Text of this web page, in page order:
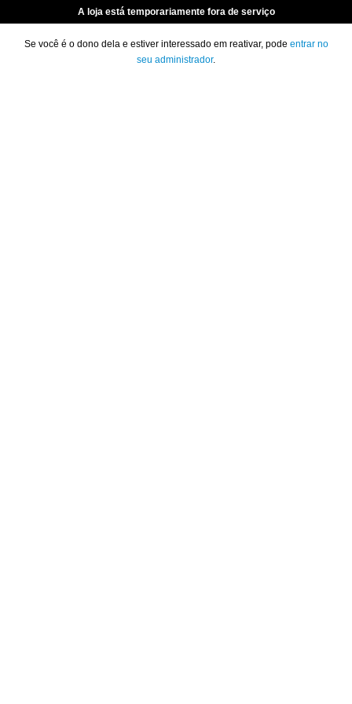
A loja está temporariamente fora de serviço
Se você é o dono dela e estiver interessado em reativar, pode entrar no
seu administrador.